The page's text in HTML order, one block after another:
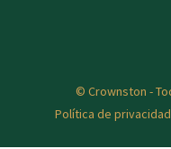
© Crownston -
Política de privacidad